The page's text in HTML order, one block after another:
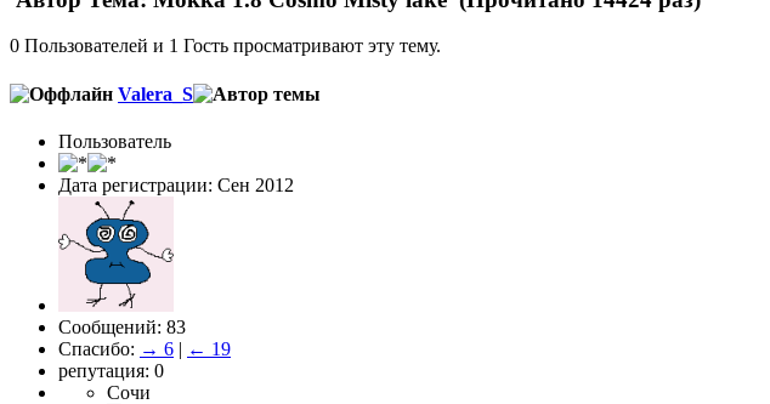
0 Пользователей и 1 Гость просматривают эту тему.
Valera_S
Пользователь
Дата регистрации: Сен 2012
Сообщений: 83
Спасибо: → 6 | ← 19
репутация: 0
Сочи